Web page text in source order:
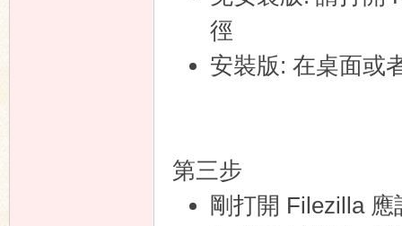
徑
安裝版: 在桌面或
第三步
剛打開 Filezilla